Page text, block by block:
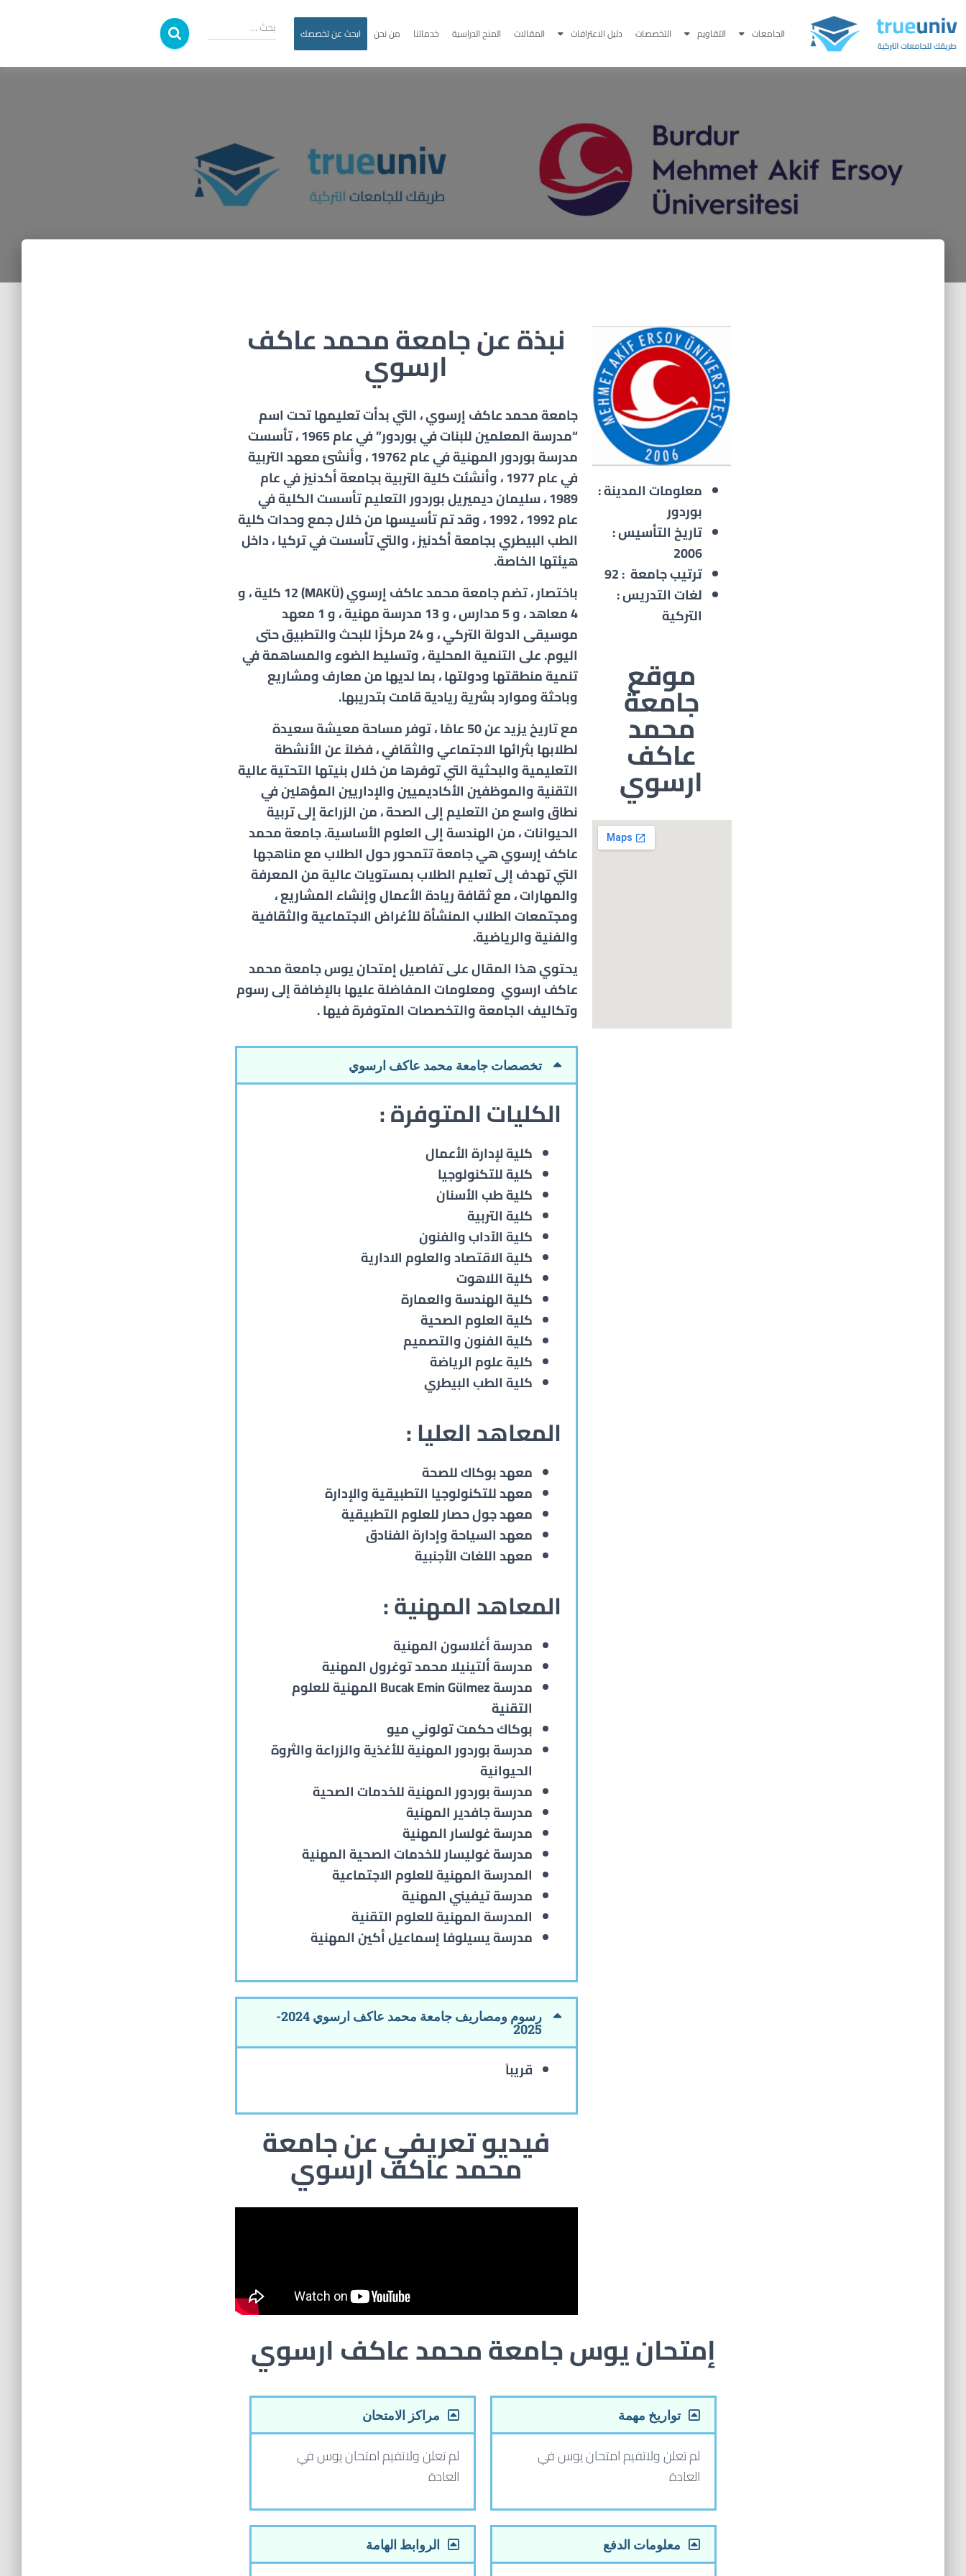
الجامعات التقاويم التخصصات دليل الاعترافات المقالات المنح الدراسية خدماتنا من نحن ابحث عن تخصصك بحث …
معلومات المدينة :
بوردور
تاريخ التأسيس :
2006
ترتيب جامعة : 92
لغات التدريس :
التركية
موقع
جامعة
محمد
عاكف
ارسوي
نبذة عن جامعة محمد عاكف
ارسوي
جامعة محمد عاكف إرسوي ، التي بدأت تعليمها تحت اسم
“مدرسة المعلمين للبنات في بوردور” في عام 1965 ، تأسست
مدرسة بوردور المهنية في عام 19762 ، وأنشئ معهد التربية
في عام 1977 ، وأنشئت كلية التربية بجامعة أكدنيز في عام
1989 ، سليمان ديميريل بوردور التعليم تأسست الكلية في
عام 1992 ، 1992 ، وقد تم تأسيسها من خلال جمع وحدات كلية
الطب البيطري بجامعة أكدنيز ، والتي تأسست في تركيا ، داخل
هيئتها الخاصة.
باختصار ، تضم جامعةمحمد عاكف إرسوي
(MAKÜ) 12 كلية ، و
4 معاهد ، و 5 مدارس ، و 13 مدرسة مهنية ، و 1 معهد
موسيقى الدولة التركي ، و 24 مركزًا للبحث والتطبيق حتى
اليوم. على التنمية المحلية ، وتسليط الضوء والمساهمة في
تنمية منطقتها ودولتها ، بما لديها من معارف ومشاريع
وباحثة وموارد بشرية ريادية قامت بتدريبها.
مع تاريخ يزيد عن 50 عامًا ، توفر مساحة معيشة سعيدة
لطلابها بثرائها الاجتماعي والثقافي ، فضلاً عن الأنشطة
التعليمية والبحثية التي توفرها من خلال بنيتها التحتية عالية
التقنية والموظفين الأكاديميين والإداريين المؤهلين في
نطاق واسع من التعليم إلى الصحة ، من الزراعة إلى تربية
الحيوانات ، من الهندسة إلى العلوم الأساسية. جامعة محمد
عاكف إرسوي هي جامعة تتمحور حول الطلاب مع مناهجها
التي تهدف إلى تعليم الطلاب بمستويات عالية من المعرفة
والمهارات ، مع ثقافة ريادة الأعمال وإنشاء المشاريع ،
ومجتمعات الطلاب المنشأة للأغراض الاجتماعية والثقافية
والفنية والرياضية.
يحتوي هذا المقال على تفاصيل إمتحان يوس جامعة محمد
عاكف ارسوي ومعلومات المفاضلة عليها بالإضافة إلى رسوم
وتكاليف الجامعة والتخصصات المتوفرة فيها .
تخصصات جامعة محمد عاكف ارسوي
الكليات المتوفرة :
كلية لإدارة الأعمال
كلية للتكنولوجيا
كلية طب الأسنان
كلية التربية
كلية الآداب والفنون
كلية الاقتصاد والعلوم الادارية
كلية اللاهوت
كلية الهندسة والعمارة
كلية العلوم الصحية
كلية الفنون والتصميم
كلية علوم الرياضة
كلية الطب البيطري
المعاهد العليا :
معهد بوكاك للصحة
معهد للتكنولوجيا التطبيقية والإدارة
معهد جول حصار للعلوم التطبيقية
معهد السياحة وإدارة الفنادق
معهد اللغات الأجنبية
المعاهد المهنية :
مدرسة أغلاسون المهنية
مدرسة ألتينيلا محمد توغرول المهنية
مدرسة Bucak Emin Gülmez المهنية للعلوم
التقنية
بوكاك حكمت تولوني ميو
مدرسة بوردور المهنية للأغذية والزراعة والثروة
الحيوانية
مدرسة بوردور المهنية للخدمات الصحية
مدرسة جافدير المهنية
مدرسة غولسار المهنية
مدرسة غوليسار للخدمات الصحية المهنية
المدرسة المهنية للعلوم الاجتماعية
مدرسة تيفيني المهنية
المدرسة المهنية للعلوم التقنية
مدرسة يسيلوفا إسماعيل أكين المهنية
رسوم ومصاريف جامعة محمد عاكف ارسوي 2024-
2025
قريباَ
فيديو تعريفي عن جامعة
محمد عاكف ارسوي
إمتحان يوس جامعة محمد عاكف ارسوي
تواريخ مهمة
لم تعلن ولاتفيم امتحان يوس في
العادة
مراكز الامتحان
لم تعلن ولاتفيم امتحان يوس في
العادة
معلومات الدفع الروابط الهامة